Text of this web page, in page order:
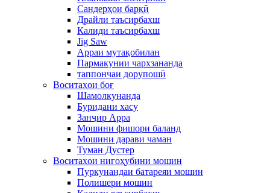
Сандерҳои барқӣ
Драйли таъсирбахш
Калиди таъсирбахш
Jig Saw
Арраи мутақобилан
Пармакунии чархзананда
таппончаи дорупошӣ
Воситаҳои боғ
Шамолкунанда
Буридани хасу
Занҷир Арра
Мошини фишори баланд
Мошини дарави чаман
Туман Дустер
Воситаҳои нигоҳубини мошин
Пуркунандаи батареяи мошин
Полишери мошин